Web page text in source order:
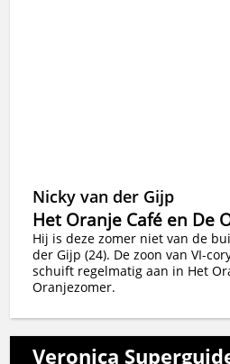
Nicky van der Gijp
Het Oranje Café en De
Hij is deze zomer niet van de
der Gijp (24). De zoon van VI-
schuift regelmatig aan in Het
Oranjezomer.
Veronica